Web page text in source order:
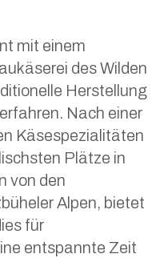
mit einem
des Wilden
Herstellung
Nach einer
Käsespezialitäten
Plätze in
von den
Alpen, bietet
für
entspannte Zeit